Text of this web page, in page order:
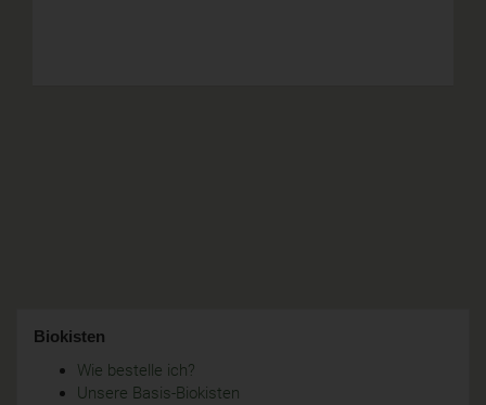
Biokisten
Wie bestelle ich?
Unsere Basis-Biokisten